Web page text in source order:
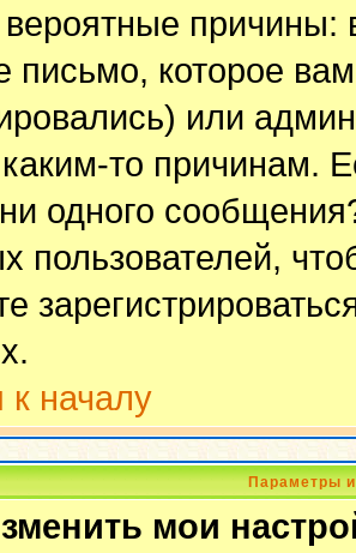
причины:
письмо, которое
или
то причинам.
одного
пользователей,
к началу
Параметры
мои